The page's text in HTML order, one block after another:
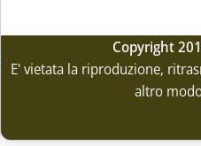
Copyright
E' vietata la riproduzione,
altro